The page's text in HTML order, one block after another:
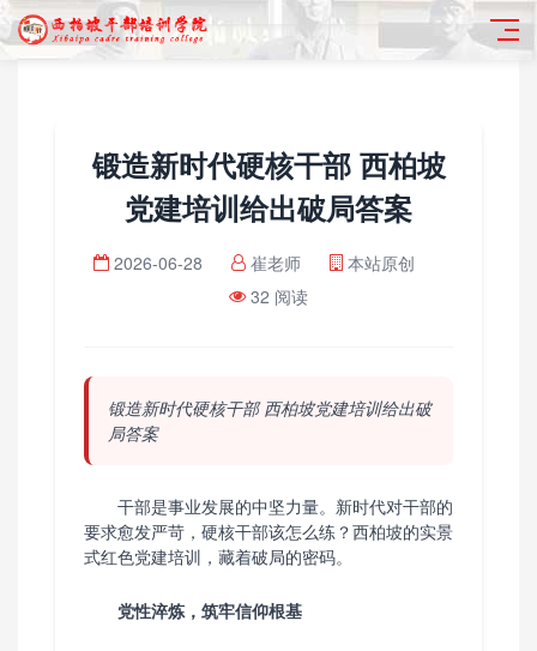
锻造新时代硬核干部 西柏坡
党建培训给出破局答案
2026-06-28 崔老师
本站原创
32 阅读
锻造新时代硬核干部 西柏坡党建培训给出破
局答案
干部是事业发展的中坚力量。新时代对干部的
要求愈发严苛，硬核干部该怎么练？西柏坡的实景
式红色党建培训，藏着破局的密码。
党性淬炼，筑牢信仰根基